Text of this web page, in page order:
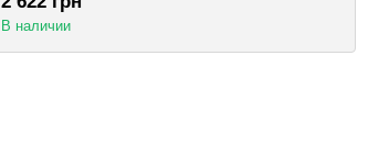
В наличии